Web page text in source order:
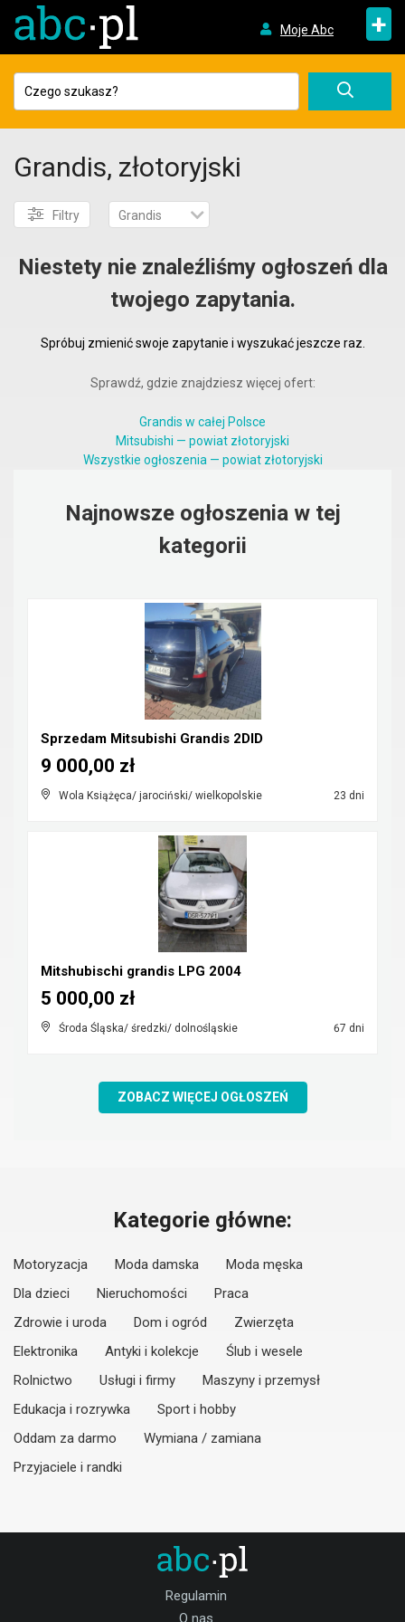
Moje Abc +
Grandis, złotoryjski
Filtry Grandis
Niestety nie znaleźliśmy ogłoszeń dla
twojego zapytania.
Spróbuj zmienić swoje zapytanie i wyszukać jeszcze raz.
Sprawdź, gdzie znajdziesz więcej ofert:
Grandis w całej Polsce
Mitsubishi — powiat złotoryjski
Wszystkie ogłoszenia — powiat złotoryjski
Najnowsze ogłoszenia w tej
kategorii
Sprzedam Mitsubishi Grandis 2DID
Wola Książęca/ jarociński/ wielkopolskie 23 dni
9 000,00 zł
Mitshubischi grandis LPG 2004
Środa Śląska/ średzki/ dolnośląskie 67 dni
5 000,00 zł
ZOBACZ WIĘCEJ OGŁOSZEŃ
Kategorie główne:
Motoryzacja Moda damska
Moda męska
Dla dzieci
Nieruchomości
Praca
Zdrowie i uroda
Dom i ogród
Zwierzęta
Elektronika
Antyki i kolekcje
Ślub i wesele
Rolnictwo
Usługi i firmy
Maszyny i przemysł
Edukacja i rozrywka
Sport i hobby
Oddam za darmo
Wymiana / zamiana
Przyjaciele i randki
Regulamin
O nas